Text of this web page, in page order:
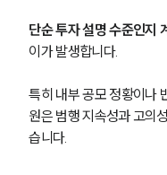
단순 투자 설명 수준인지
이가 발생합니다.
특히 내부 공모 정황이나
원은 범행 지속성과 고의
습니다.